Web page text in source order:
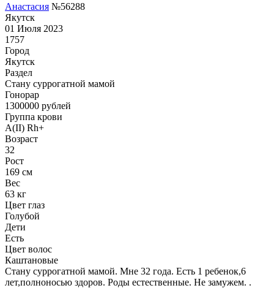
Анастасия №56288
Якутск
01 Июля 2023
1757
Город
Якутск
Раздел
Cтану суррогатной мамой
Гонoрар
1300000 рублей
Группа крови
A(II) Rh+
Возраст
32
Рост
169 см
Вес
63 кг
Цвет глаз
Голубой
Дети
Есть
Цвет волос
Каштановые
Стану суррогатной мамой. Мне 32 года. Есть 1 ребенок,6
лет,полноносью здоров. Роды естественные. Не замужем. .